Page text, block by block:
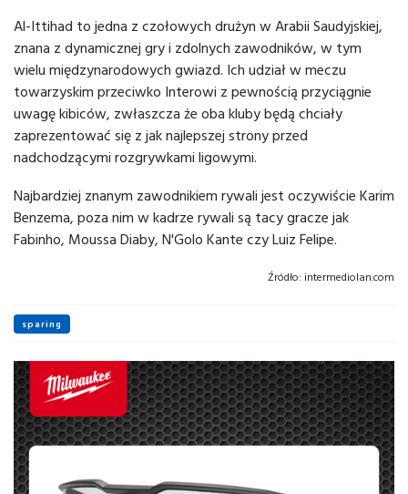
Al-Ittihad to jedna z czołowych drużyn w Arabii Saudyjskiej,
znana z dynamicznej gry i zdolnych zawodników, w tym
wielu międzynarodowych gwiazd. Ich udział w meczu
towarzyskim przeciwko Interowi z pewnością przyciągnie
uwagę kibiców, zwłaszcza że oba kluby będą chciały
zaprezentować się z jak najlepszej strony przed
nadchodzącymi rozgrywkami ligowymi.
Najbardziej znanym zawodnikiem rywali jest oczywiście Karim
Benzema, poza nim w kadrze rywali są tacy gracze jak
Fabinho, Moussa Diaby, N'Golo Kante czy Luiz Felipe.
Źródło: intermediolan.com
sparing